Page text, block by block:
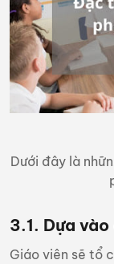
Dưới đây là
3.1. Dựa
Giáo viên sẽ tổ